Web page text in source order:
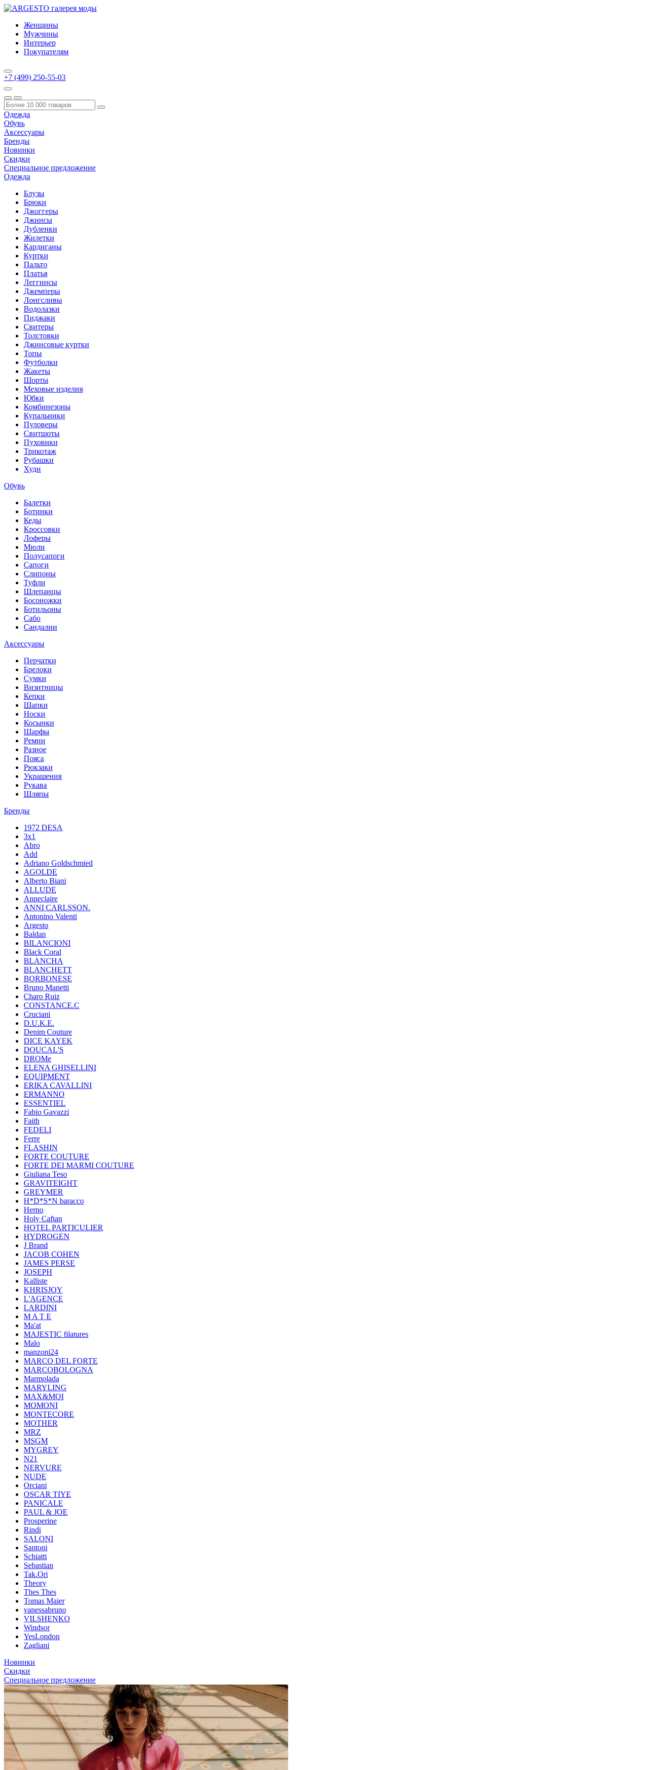
Женщины
Мужчины
Интерьер
Покупателям
+7 (499) 250-55-03
Одежда
Обувь
Аксессуары
Бренды
Новинки
Скидки
Специальное предложение
Одежда
Блузы
Брюки
Джоггеры
Джинсы
Дубленки
Жилетки
Кардиганы
Куртки
Пальто
Платья
Леггинсы
Джемперы
Лонгсливы
Водолазки
Пиджаки
Свитеры
Толстовки
Джинсовые куртки
Топы
Футболки
Жакеты
Шорты
Меховые изделия
Юбки
Комбинезоны
Купальники
Пуловеры
Свитшоты
Пуховики
Трикотаж
Рубашки
Худи
Обувь
Балетки
Ботинки
Кеды
Кроссовки
Лоферы
Мюли
Полусапоги
Сапоги
Слипоны
Туфли
Шлепанцы
Босоножки
Ботильоны
Сабо
Сандалии
Аксессуары
Перчатки
Брелоки
Сумки
Визитницы
Кепки
Шапки
Носки
Косынки
Шарфы
Ремни
Разное
Пояса
Рюкзаки
Украшения
Рукава
Шляпы
Бренды
1972 DESA
3x1
Abro
Add
Adriano Goldschmied
AGOLDE
Alberto Biani
ALLUDE
Anneclaire
ANNI CARLSSON.
Antonino Valenti
Argesto
Baldan
BILANCIONI
Black Coral
BLANCHA
BLANCHETT
BORBONESE
Bruno Manetti
Charo Ruiz
CONSTANCE.C
Cruciani
D.U.K.E.
Denim Couture
DICE KAYEK
DOUCAL'S
DROMe
ELENA GHISELLINI
EQUIPMENT
ERIKA CAVALLINI
ERMANNO
ESSENTIEL
Fabio Gavazzi
Faith
FEDELI
Ferre
FLASHIN
FORTE COUTURE
FORTE DEI MARMI COUTURE
Giuliana Teso
GRAVITEIGHT
GREYMER
H*D*S*N baracco
Herno
Holy Caftan
HOTEL PARTICULIER
HYDROGEN
J Brand
JACOB COHEN
JAMES PERSE
JOSEPH
Kalliste
KHRISJOY
L'AGENCE
LARDINI
M A T E
Ma'at
MAJESTIC filatures
Malo
manzoni24
MARCO DEL FORTE
MARCOBOLOGNA
Marmolada
MARYLING
MAX&MOI
MOMONI
MONTECORE
MOTHER
MRZ
MSGM
MYGREY
N21
NERVURE
NUDE
Orciani
OSCAR TIYE
PANICALE
PAUL & JOE
Prosperine
Rindi
SALONI
Santoni
Schiatti
Sebastian
Tak.Ori
Theory
Thes Thes
Tomas Maier
vanessabruno
VILSHENKO
Windsor
YesLondon
Zagliani
Новинки
Скидки
Специальное предложение